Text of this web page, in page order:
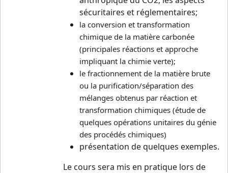
sécuritaires et réglementaires;
la conversion et transformation
chimique de la matière carbonée
(principales réactions et approche
impliquant la chimie verte);
le fractionnement de la matière brute
ou la purification/séparation des
mélanges obtenus par réaction et
transformation chimiques (étude de
quelques opérations unitaires du génie
des procédés chimiques)
présentation de quelques exemples.
Le cours sera mis en pratique lors de